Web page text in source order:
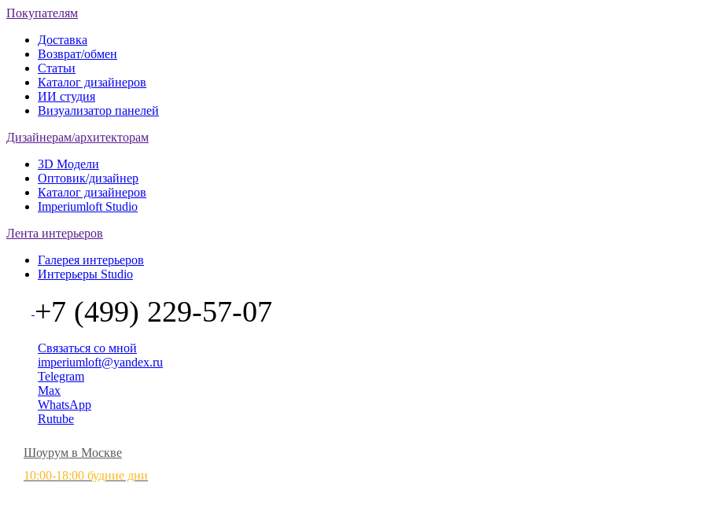
Покупателям
Доставка
Возврат/обмен
Статьи
Каталог дизайнеров
ИИ студия
Визуализатор панелей
Дизайнерам/архитекторам
3D Модели
Оптовик/дизайнер
Каталог дизайнеров
Imperiumloft Studio
Лента интерьеров
Галерея интерьеров
Интерьеры Studio
+7 (499) 229-57-07
Связаться со мной
imperiumloft@yandex.ru
Telegram
Max
WhatsApp
Rutube
Шоурум в Москве
10:00-18:00 будние дни